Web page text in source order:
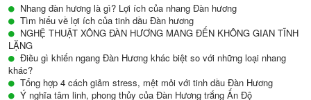
Nhang đàn hương là gì? Lợi ích của nhang Đàn hương
Tìm hiểu về lợi ích của tinh dầu Đàn hương
NGHỆ THUẬT XÔNG ĐÀN HƯƠNG MANG ĐẾN KHÔNG GIAN TĨNH
LẶNG
Điều gì khiến ngang Đàn Hương khác biệt so với những loại nhang
khác?
Tổng hợp 4 cách giảm stress, mệt mỏi với tinh dầu Đàn Hương
Ý nghĩa tâm linh, phong thủy của Đàn Hương trắng Ấn Độ